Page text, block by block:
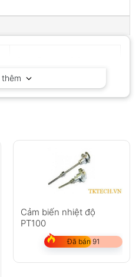
thêm
Cảm biến nhiệt độ
PT100
Đã bán 91